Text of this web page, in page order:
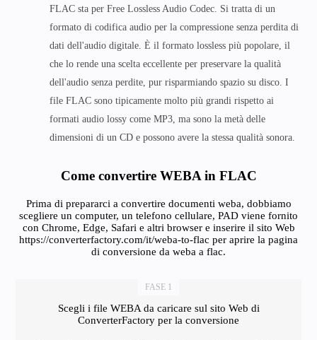
FLAC sta per Free Lossless Audio Codec. Si tratta di un
formato di codifica audio per la compressione senza perdita di
dati dell'audio digitale. È il formato lossless più popolare, il
che lo rende una scelta eccellente per preservare la qualità
dell'audio senza perdite, pur risparmiando spazio su disco. I
file FLAC sono tipicamente molto più grandi rispetto ai
formati audio lossy come MP3, ma sono la metà delle
dimensioni di un CD e possono avere la stessa qualità sonora.
Come convertire WEBA in FLAC
Prima di prepararci a convertire documenti weba, dobbiamo
scegliere un computer, un telefono cellulare, PAD viene fornito
con Chrome, Edge, Safari e altri browser e inserire il sito Web
https://converterfactory.com/it/weba-to-flac per aprire la pagina
di conversione da weba a flac.
FASE 1
Scegli i file WEBA da caricare sul sito Web di
ConverterFactory per la conversione